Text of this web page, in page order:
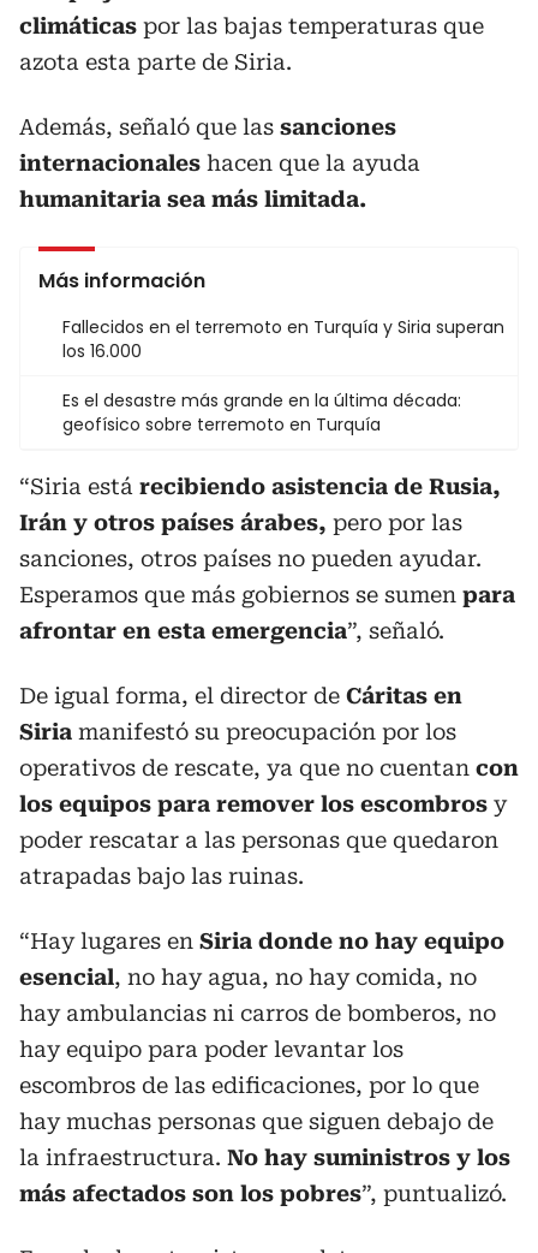
climáticas por las bajas temperaturas que
azota esta parte de Siria.
Además, señaló que las sanciones
internacionales hacen que la ayuda
humanitaria sea más limitada.
Más información
Fallecidos en el terremoto en Turquía y Siria superan
los 16.000
Es el desastre más grande en la última década:
geofísico sobre terremoto en Turquía
“Siria está recibiendo asistencia de Rusia,
Irán y otros países árabes, pero por las
sanciones, otros países no pueden ayudar.
Esperamos que más gobiernos se sumen para
afrontar en esta emergencia”, señaló.
De igual forma, el director de Cáritas en
Siria manifestó su preocupación por los
operativos de rescate, ya que no cuentan con
los equipos para remover los escombros y
poder rescatar a las personas que quedaron
atrapadas bajo las ruinas.
“Hay lugares en Siria donde no hay equipo
esencial, no hay agua, no hay comida, no
hay ambulancias ni carros de bomberos, no
hay equipo para poder levantar los
escombros de las edificaciones, por lo que
hay muchas personas que siguen debajo de
la infraestructura. No hay suministros y los
más afectados son los pobres”, puntualizó.